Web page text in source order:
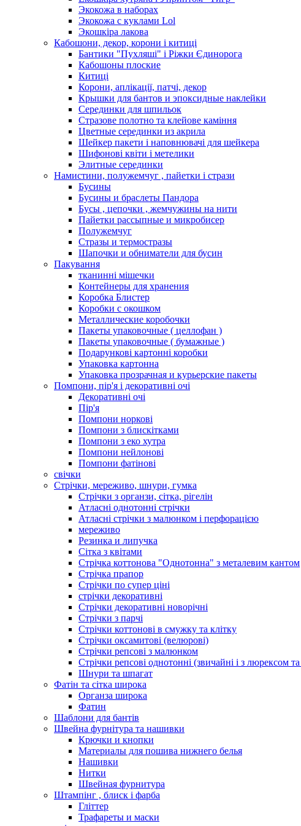
Экокожа в наборах
Экокожа с куклами Lol
Экошкiра лакова
Кабошони, декор, корони і китиці
Бантики "Пухляші" і Ріжки Єдинорога
Кабошоны плоские
Китиці
Корони, аплікації, патчі, декор
Крышки для бантов и эпоксидные наклейки
Серединки для шпильок
Стразове полотно та клейове каміння
Цветные серединки из акрила
Шейкер пакети і наповнювачі для шейкера
Шифонові квіти і метелики
Элитные серединки
Намистини, полужемчуг , пайетки і стрази
Бусины
Бусины и браслеты Пандора
Бусы , цепочки , жемчужины на нити
Пайетки рассыпные и микробисер
Полужемчуг
Стразы и термостразы
Шапочки и обниматели для бусин
Пакування
тканинні мішечки
Контейнеры для хранения
Коробка Блистер
Коробки с окошком
Металлические коробочки
Пакеты упаковочные ( целлофан )
Пакеты упаковочные ( бумажные )
Подарункові картонні коробки
Упаковка картонна
Упаковка прозрачная и курьерские пакеты
Помпони, пір'я і декоративні очі
Декоративні очі
Пір'я
Помпони норкові
Помпони з блискітками
Помпони з еко хутра
Помпони нейлонові
Помпони фатінові
свічки
Стрічки, мереживо, шнури, гумка
Стрічки з органзи, сітка, рігелін
Атласні однотонні стрічки
Атласні стрічки з малюнком і перфорацією
мереживо
Резинка и липучка
Сітка з квітами
Стрічка коттонова "Однотонна" з металевим кантом
Стрічка прапор
Стрічки по супер ціні
стрічки декоративні
Стрічки декоративні новорічні
Стрічки з парчі
Стрічки коттонові в смужку та клітку
Стрічки оксамитові (велюрові)
Стрічки репсові з малюнком
Стрічки репсові однотонні (звичайні і з люрексом
Шнури та шпагат
Фатін та сітка широка
Органза широка
Фатин
Шаблони для бантів
Швейна фурнітура та нашивки
Крючки и кнопки
Материалы для пошива нижнего белья
Нашивки
Нитки
Швейная фурнитура
Штампінг , блиск і фарба
Гліттер
Трафареты и маски